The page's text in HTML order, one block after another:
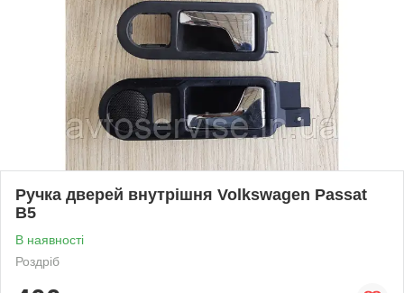
Ручка дверей внутрішня Volkswagen Passat
B5
В наявності
Роздріб